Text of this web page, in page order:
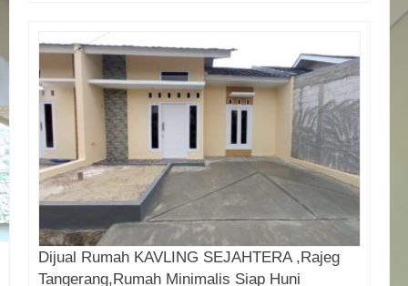
Dijual Rumah KAVLING SEJAHTERA ,Rajeg
Tangerang,Rumah Minimalis Siap Huni